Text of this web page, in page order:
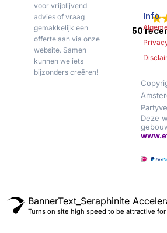
voor vrijblijvend
advies of vraag
gemakkelijk een
offerte aan via onze
website. Samen
kunnen we iets
bijzonders creëren!
50
Info
Deze
BannerText_Seraphinite
Turns on site high speed to be attractive